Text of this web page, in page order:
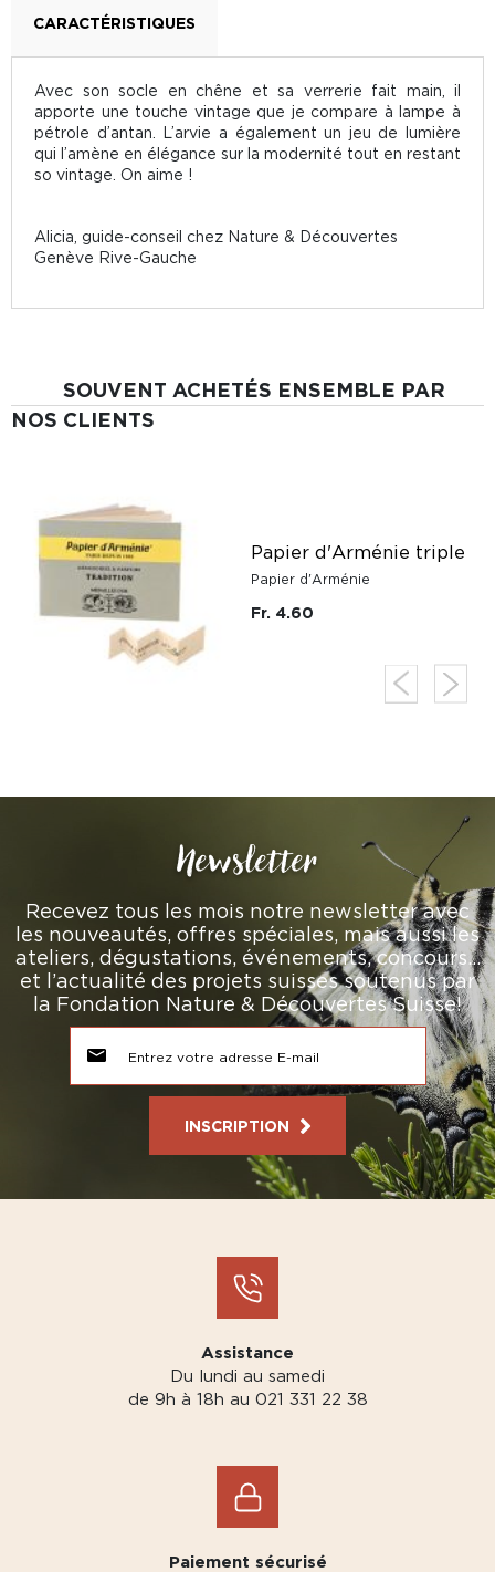
CARACTÉRISTIQUES
Avec son socle en chêne et sa verrerie fait main, il
apporte une touche vintage que je compare à lampe à
pétrole d’antan. L’arvie a également un jeu de lumière
qui l’amène en élégance sur la modernité tout en restant
so vintage. On aime !
Alicia, guide-conseil chez Nature & Découvertes
Genève Rive-Gauche
SOUVENT ACHETÉS ENSEMBLE PAR
NOS CLIENTS
Papier d'Arménie triple
Papier d'Arménie
Fr. 4.60
Newsletter
Recevez tous les mois notre newsletter avec
les nouveautés, offres spéciales, mais aussi les
ateliers, dégustations, événements, concours…
et l’actualité des projets suisses soutenus par
la Fondation Nature & Découvertes Suisse!
INSCRIPTION
Assistance
Du lundi au samedi
de 9h à 18h au 021 331 22 38
Paiement sécurisé